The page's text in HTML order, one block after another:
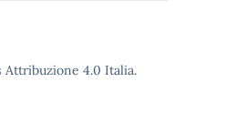
Attribuzione 4.0 Italia.